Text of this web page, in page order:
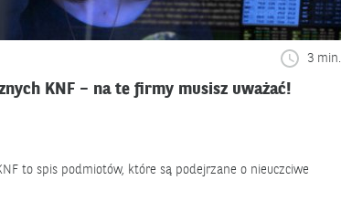
3 min.
KNF – na te firmy musisz uważać!
to spis podmiotów, które są podejrzane o nieuczciwe